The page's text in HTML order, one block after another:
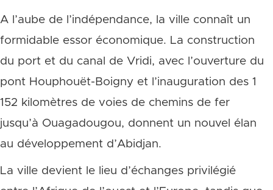
A l’aube de l’indépendance, la ville connaît un
formidable essor économique. La construction
du port et du canal de Vridi, avec l’ouverture du
pont Houphouët-Boigny et l’inauguration des 1
152 kilomètres de voies de chemins de fer
jusqu’à Ouagadougou, donnent un nouvel élan
au développement d’Abidjan.
La ville devient le lieu d’échanges privilégié